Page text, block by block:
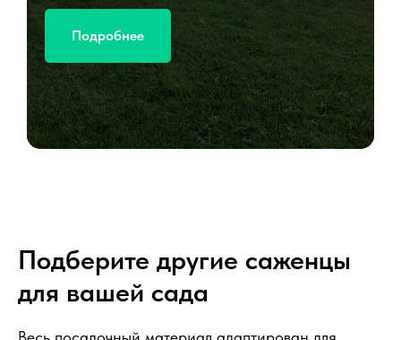
Подробнее
Подберите другие саженцы
для вашей сада